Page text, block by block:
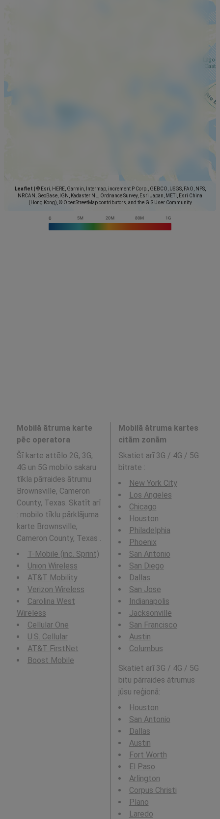
Leaflet
© Esri, HERE, Garmin, Intermap, increment P Corp., GEBCO, USGS, FAO, NPS,
NRCAN, GeoBase, IGN, Kadaster NL, Ordnance Survey, Esri Japan, METI, Esri China
(Hong Kong), © OpenStreetMap contributors, and the GIS User Community
Mobilā ātruma karte
pēc operatora
Šī karte attēlo 2G, 3G,
4G un 5G mobilo sakaru
tīkla pārraides ātrumu
Brownsville, Cameron
County, Texas. Skatīt arī
: mobilo tīklu pārklājuma
karte Brownsville,
Cameron County, Texas .
T-Mobile (inc. Sprint)
Union Wireless
AT&T Mobility
Verizon Wireless
Carolina West
Wireless
Cellular One
U.S. Cellular
AT&T FirstNet
Boost Mobile
Mobilā ātruma kartes
citām zonām
Skatiet arī 3G / 4G / 5G
bitrate :
New York City
Los Angeles
Chicago
Houston
Philadelphia
Phoenix
San Antonio
San Diego
Dallas
San Jose
Indianapolis
Jacksonville
San Francisco
Austin
Columbus
Skatiet arī 3G / 4G / 5G
bitu pārraides ātrumus
jūsu reģionā:
Houston
San Antonio
Dallas
Austin
Fort Worth
El Paso
Arlington
Corpus Christi
Plano
Laredo